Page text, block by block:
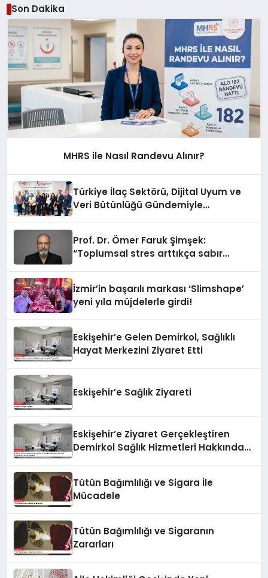
Son Dakika
MHRS ile Nasıl Randevu Alınır?
Türkiye İlaç Sektörü, Dijital Uyum ve
Veri Bütünlüğü Gündemiyle
Prof. Dr. Ömer Faruk Şimşek:
“Toplumsal stres arttıkça sabır
İzmir’in başarılı markası ‘Slimshape’
yeni yıla müjdelerle girdi!
Eskişehir’e Gelen Demirkol, Sağlıklı
Hayat Merkezini Ziyaret Etti
Eskişehir’e Sağlık Ziyareti
Eskişehir’e Ziyaret Gerçekleştiren
Demirkol Sağlık Hizmetleri Hakkında
Tütün Bağımlılığı ve Sigara İle
Mücadele
Tütün Bağımlılığı ve Sigaranın
Zararları